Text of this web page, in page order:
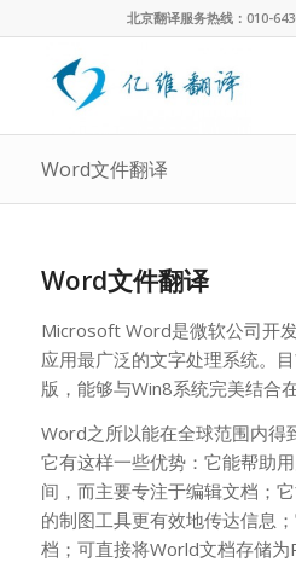
北京翻译服务热线：010-
Word文件翻译
Word文件翻译
Microsoft Word是微软公司开
应用最广泛的文字处理系统。
版，能够与Win8系统完美结合在
Word之所以能在全球范围内得
它有这样一些优势：它能帮助
间，而主要专注于编辑文档；
的制图工具更有效地传达信息
档；可直接将World文档存储为